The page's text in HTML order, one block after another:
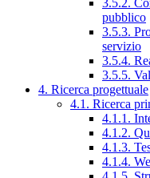
3.5.2.
pubblico
3.5.3.
servizio
3.5.4.
3.5.5.
4. Ricerca progettuale
4.1. Ricerca
4.1.1.
4.1.2.
4.1.3.
4.1.4.